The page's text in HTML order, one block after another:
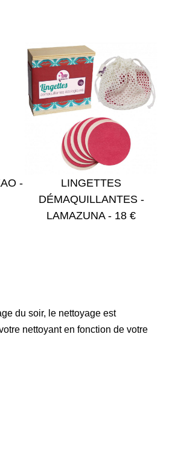
-
DÉMAQUILLANT SOLIDE
- LAMAZUNA - 9,90€
du soir, le nettoyage est
nettoyant en fonction de votre